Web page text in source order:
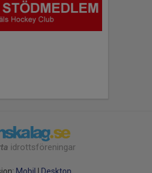
idrottsföreningar
Mobil | Desktop